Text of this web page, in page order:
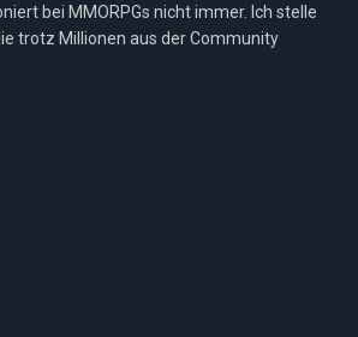
bei MMORPGs nicht immer. Ich stelle
trotz Millionen aus der Community